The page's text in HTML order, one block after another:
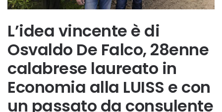
L’idea vincente è di
Osvaldo De Falco, 28enne
calabrese laureato in
Economia alla LUISS e con
un passato da consulente